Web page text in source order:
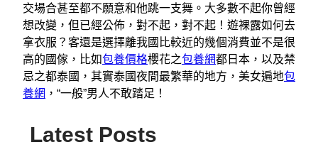
交場合甚至都不願意和他跳一支舞。大多數不起你曾經
想改變，但已經公佈，對不起，對不起！遊裸露如何去
拿衣服？客還是選擇離我國比較近的幾個消費並不是很
高的國傢，比如包養價格櫻花之包養網都日本，以及禁
忌之都泰國，其實泰國夜間最繁華的地方，美女遍地包
養網 ，“一般”男人不敢踏足！
Latest Posts